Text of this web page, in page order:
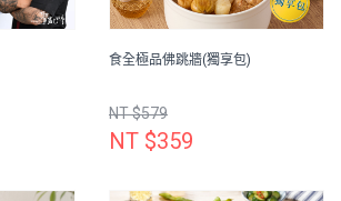
食全極品佛跳牆(獨享包)
NT $579
NT $359